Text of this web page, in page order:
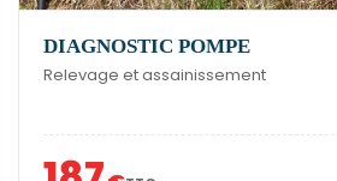
DIAGNOSTIC POMPE
Relevage et assainissement